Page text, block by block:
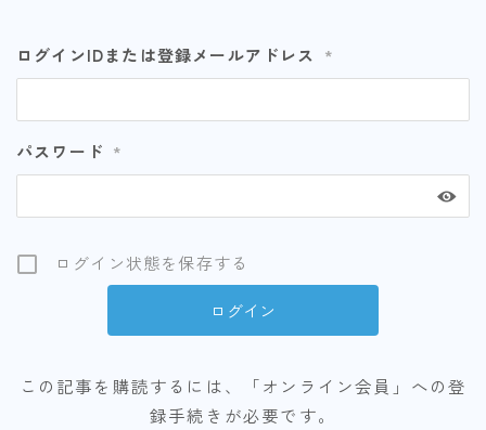
ログインIDまたは登録メールアドレス *
パスワード *
ログイン状態を保存する
この記事を購読するには、「オンライン会員」への登
録手続きが必要です。